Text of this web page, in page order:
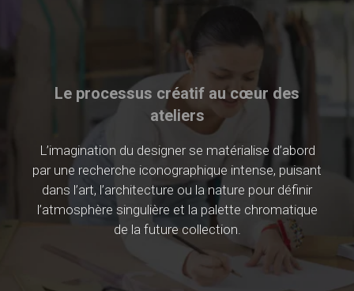
Le processus créatif au cœur des
ateliers
L’imagination du designer se matérialise d’abord
par une recherche iconographique intense, puisant
dans l’art, l’architecture ou la nature pour définir
l’atmosphère singulière et la palette chromatique
de la future collection.